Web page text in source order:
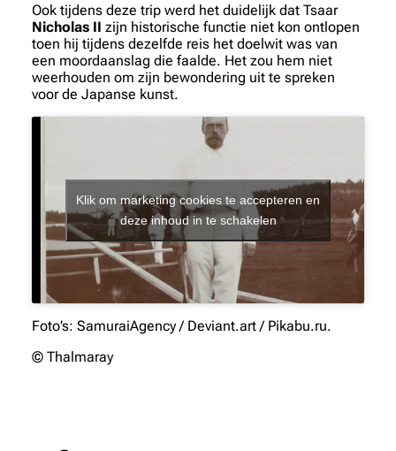
Ook tijdens deze trip werd het duidelijk dat Tsaar
Nicholas II zijn historische functie niet kon ontlopen
toen hij tijdens dezelfde reis het doelwit was van
een moordaanslag die faalde. Het zou hem niet
weerhouden om zijn bewondering uit te spreken
voor de Japanse kunst.
Klik om marketing cookies te accepteren en
deze inhoud in te schakelen
Foto’s: SamuraiAgency / Deviant.art / Pikabu.ru.
© Thalmaray